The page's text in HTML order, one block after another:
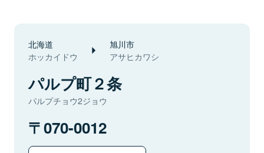
北海道
ホッカイドウ
旭川市
アサヒカワシ
パルプ町２条
パルプチョウ2ジョウ
070-0012